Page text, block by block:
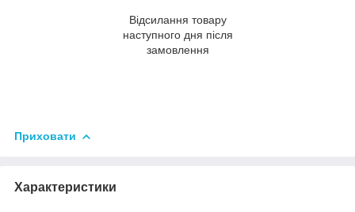
Відсилання товару
наступного дня після
замовлення
Приховати
Характеристики